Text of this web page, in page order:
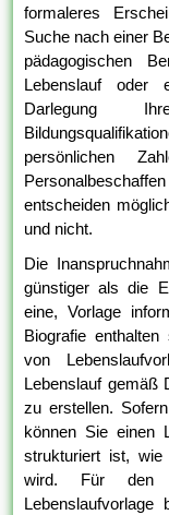
formaleres
Suche nach einer
pädagogischen
Lebenslauf oder
Darlegung
persönlichen
entscheiden
und nicht.
Die
günstiger als die
eine, Vorlage
Biografie
von
Lebenslauf gemäß
zu erstellen.
können Sie einen
strukturiert ist,
wird. Für den